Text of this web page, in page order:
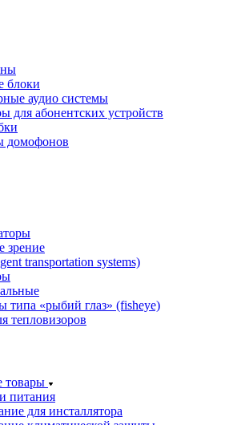
блоки
аудио системы
для абонентских устройств
домофонов
зрение
transportation systems)
типа «рыбий глаз» (fisheye)
тепловизоров
товары
питания
для инсталлятора